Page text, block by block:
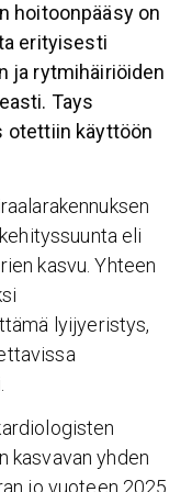
hoitoonpääsy on
erityisesti
ja rytmihäiriöiden
Tays
otettiin käyttöön
eli
kasvu. Yhteen
lyijyeristys,
kasvavan yhden